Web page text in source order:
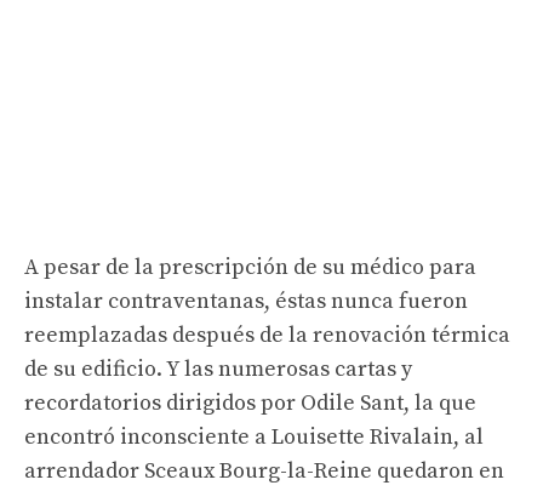
A pesar de la prescripción de su médico para
instalar contraventanas, éstas nunca fueron
reemplazadas después de la renovación térmica
de su edificio. Y las numerosas cartas y
recordatorios dirigidos por Odile Sant, la que
encontró inconsciente a Louisette Rivalain, al
arrendador Sceaux Bourg-la-Reine quedaron en